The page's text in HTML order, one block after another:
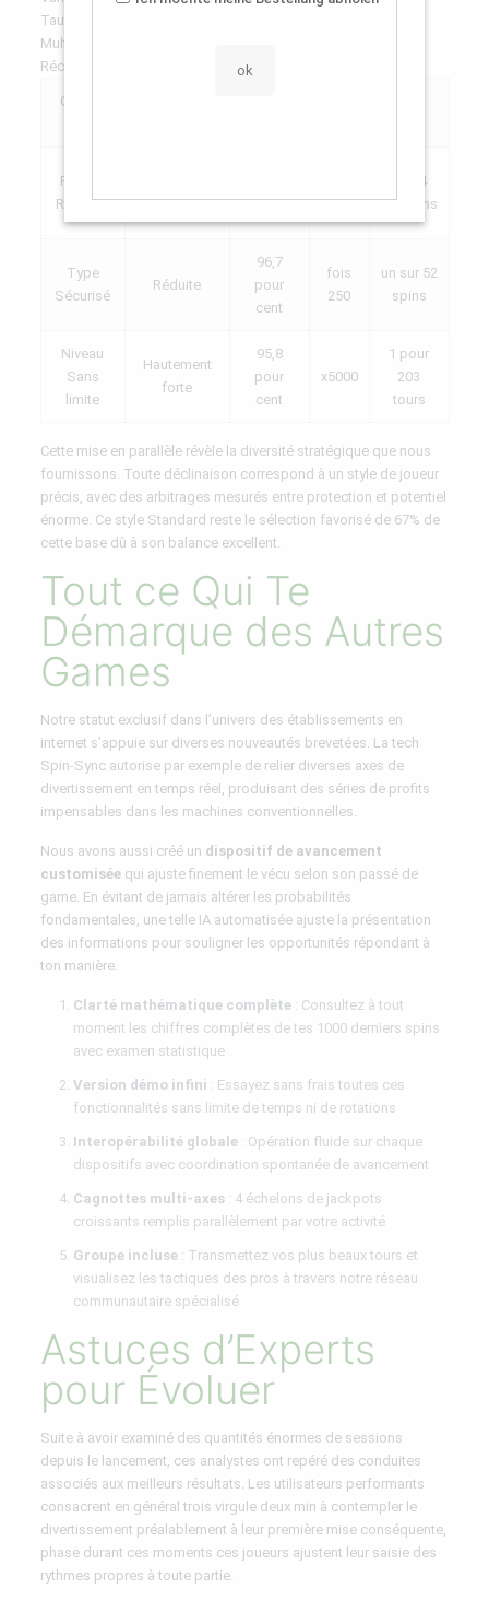
Taux
Multiplicateur Maximum
Récurrence Avantage
Classic
Rapide
Rotation
1/124
rotations
Type
Sécurisé
Réduite
96,7
pour
cent
fois
250
un sur 52
spins
Niveau
Sans
limite
Hautement
forte
95,8
pour
cent
x5000
1 pour
203
tours
Cette mise en parallèle révèle la diversité stratégique que nous
fournissons. Toute déclinaison correspond à un style de joueur
précis, avec des arbitrages mesurés entre protection et potentiel
énorme. Ce style Standard reste le sélection favorisé de 67% de
cette base dû à son balance excellent.
Tout ce Qui Te
Démarque des Autres
Games
Notre statut exclusif dans l’univers des établissements en
internet s’appuie sur diverses nouveautés brevetées. La tech
Spin-Sync autorise par exemple de relier diverses axes de
divertissement en temps réel, produisant des séries de profits
impensables dans les machines conventionnelles.
Nous avons aussi créé un dispositif de avancement
customiséequi ajuste finement le vécu selon son passé de
game. En évitant de jamais altérer les probabilités
fondamentales, une telle IA automatisée ajuste la présentation
des informations pour souligner les opportunités répondant à
ton manière.
Clarté mathématique complète: Consultez à tout
moment les chiffres complètes de tes 1000 derniers spins
avec examen statistique
Version démo infini : Essayez sans frais toutes ces
fonctionnalités sans limite de temps ni de rotations
Interopérabilité globale: Opération fluide sur chaque
dispositifs avec coordination spontanée de avancement
Cagnottes multi-axes: 4 échelons de jackpots
croissants remplis parallèlement par votre activité
Groupe incluse: Transmettez vos plus beaux tours et
visualisez les tactiques des pros à travers notre réseau
communautaire spécialisé
Astuces d’Experts
pour Évoluer
Suite à avoir examiné des quantités énormes de sessions
depuis le lancement, ces analystes ont repéré des conduites
associés aux meilleurs résultats. Les utilisateurs performants
consacrent en général trois virgule deux min à contempler le
divertissement préalablement à leur première mise conséquente,
phase durant ces moments ces joueurs ajustent leur saisie des
rythmes propres à toute partie.